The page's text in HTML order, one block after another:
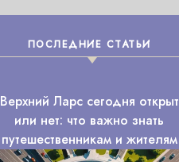
ПОСЛЕДНИЕ СТАТЬИ
Верхний Ларс сегодня открыт
или нет: что важно знать
путешественникам и жителям